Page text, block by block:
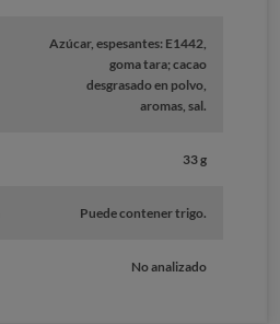
Azúcar, espesantes: E1442,
goma tara; cacao
desgrasado en polvo,
aromas, sal.
33 g
Puede contener trigo.
No analizado